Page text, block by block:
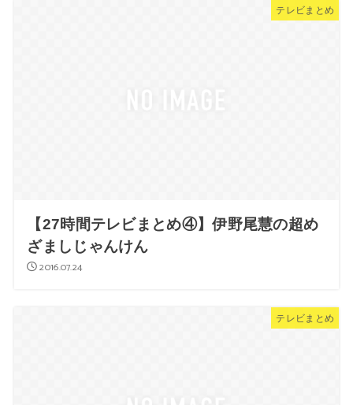
テレビまとめ
【27時間テレビまとめ④】伊野尾慧の超め
ざましじゃんけん
2016.07.24
テレビまとめ